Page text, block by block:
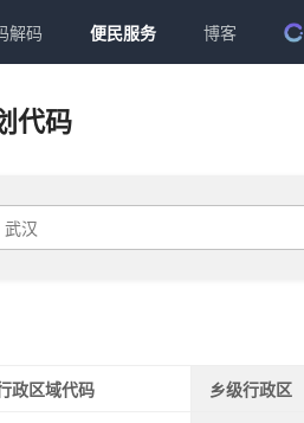
解码 便民服务 博客
代码
政区域代码 乡级行政区